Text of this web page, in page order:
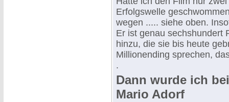
Erfolgswelle
wegen ..... siehe oben.
Er ist genau sechshundert
hinzu, die sie bis heute
Millionending sprechen,
.
Dann wurde ich
Mario Adorf